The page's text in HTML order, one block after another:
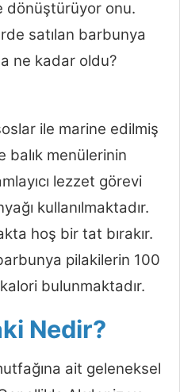
dönüştürüyor onu.
satılan barbunya
ne kadar oldu?
ile marine edilmiş
balık menülerinin
lezzet görevi
kullanılmaktadır.
hoş bir tat bırakır.
pilakilerin 100
bulunmaktadır.
Nedir?
ait geleneksel